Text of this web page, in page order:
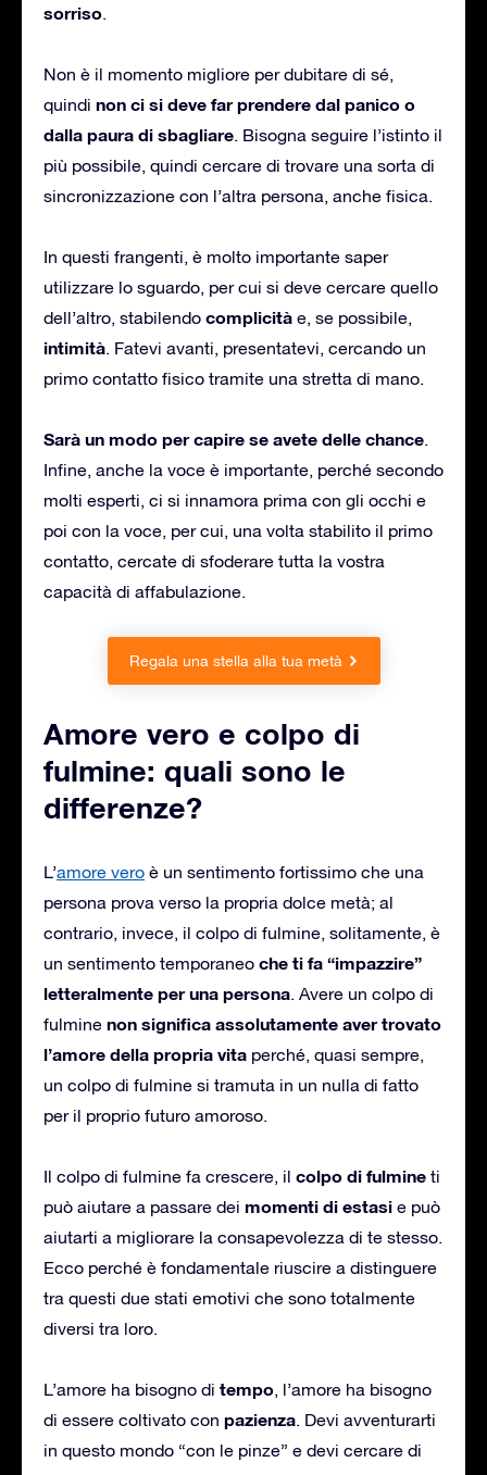
sorriso.
Non è il momento migliore per dubitare di sé,
quindi non ci si deve far prendere dal panico o
dalla paura di sbagliare. Bisogna seguire l’istinto il
più possibile, quindi cercare di trovare una sorta di
sincronizzazione con l’altra persona, anche fisica.
In questi frangenti, è molto importante saper
utilizzare lo sguardo, per cui si deve cercare quello
dell’altro, stabilendo complicità e, se possibile,
intimità. Fatevi avanti, presentatevi, cercando un
primo contatto fisico tramite una stretta di mano.
Sarà un modo per capire se avete delle chance.
Infine, anche la voce è importante, perché secondo
molti esperti, ci si innamora prima con gli occhi e
poi con la voce, per cui, una volta stabilito il primo
contatto, cercate di sfoderare tutta la vostra
capacità di affabulazione.
Regala una stella alla tua metà
Amore vero e colpo di
fulmine: quali sono le
differenze?
L’amore vero è un sentimento fortissimo che una
persona prova verso la propria dolce metà; al
contrario, invece, il colpo di fulmine, solitamente, è
un sentimento temporaneo che ti fa “impazzire”
letteralmente per una persona. Avere un colpo di
fulmine non significa assolutamente aver trovato
l’amore della propria vita perché, quasi sempre,
un colpo di fulmine si tramuta in un nulla di fatto
per il proprio futuro amoroso.
Il colpo di fulmine fa crescere, il colpo di fulmine ti
può aiutare a passare dei momenti di estasi e può
aiutarti a migliorare la consapevolezza di te stesso.
Ecco perché è fondamentale riuscire a distinguere
tra questi due stati emotivi che sono totalmente
diversi tra loro.
L’amore ha bisogno di tempo, l’amore ha bisogno
di essere coltivato con pazienza. Devi avventurarti
in questo mondo “con le pinze” e devi cercare di